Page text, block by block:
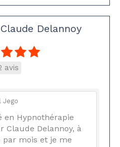
Delannoy
avis
Jego
en Hypnothérapie
Claude Delannoy, à
par mois et je me